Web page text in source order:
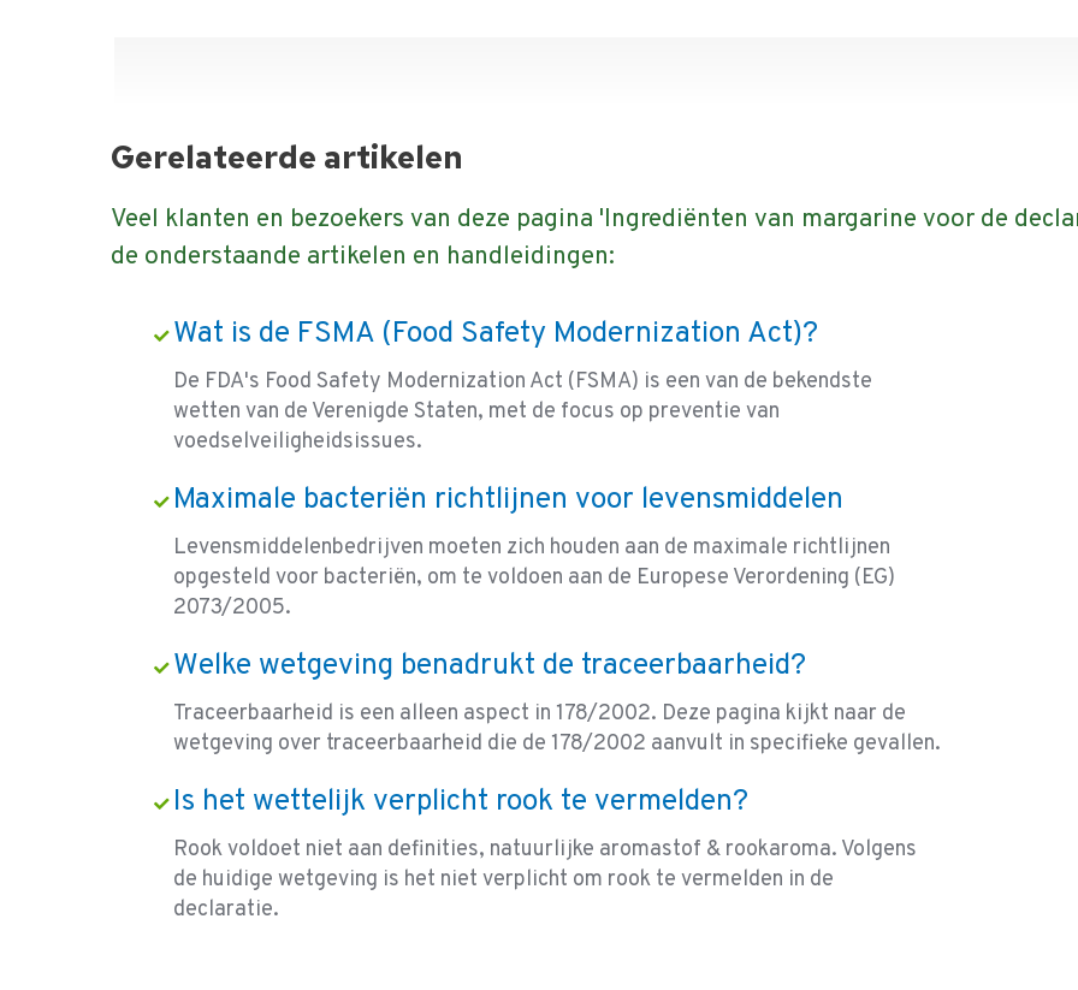
Gerelateerde artikelen
Veel klanten en bezoekers van deze pagina 'Ingrediënten van margarine voor de
de onderstaande artikelen en handleidingen:
Wat is de FSMA (Food Safety Modernization Act)?
De FDA's Food Safety Modernization Act (FSMA) is een van de bekendste
wetten van de Verenigde Staten, met de focus op preventie van
voedselveiligheidsissues.
Maximale bacteriën richtlijnen voor levensmiddelen
Levensmiddelenbedrijven moeten zich houden aan de maximale richtlijnen
opgesteld voor bacteriën, om te voldoen aan de Europese Verordening (EG)
2073/2005.
Welke wetgeving benadrukt de traceerbaarheid?
Traceerbaarheid is een alleen aspect in 178/2002. Deze pagina kijkt naar de
wetgeving over traceerbaarheid die de 178/2002 aanvult in specifieke gevallen.
Is het wettelijk verplicht rook te vermelden?
Rook voldoet niet aan definities, natuurlijke aromastof & rookaroma. Volgens
de huidige wetgeving is het niet verplicht om rook te vermelden in de
declaratie.